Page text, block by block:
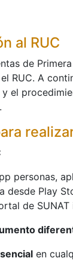
al RUC
de
RUC. A
el
personas,
desde Play
de SUNAT
en